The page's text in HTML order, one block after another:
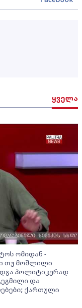
ყველა
ომიდან -
თუ მოშლილი
პოლიტიკურად
და
ქართული